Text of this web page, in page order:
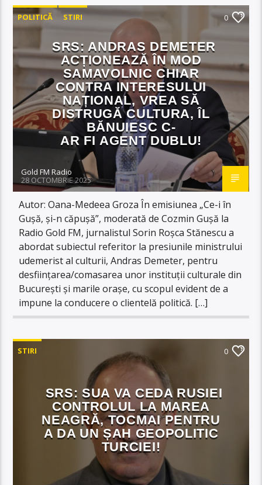
POLITICĂ STIRI 0
SRS: ANDRAS DEMETER
ACȚIONEAZĂ ÎN MOD
SAMAVOLNIC CHIAR
CONTRA INTERESULUI
NAȚIONAL, VREA SĂ
DISTRUGĂ CULTURA, ÎL
BĂNUIESC C-
AR FI AGENT DUBLU!
Gold FM Radio
28 OCTOMBRIE 2025
Autor: Oana-Medeea Groza În emisiunea „Ce-i în
Gușă, și-n căpușă”, moderată de Cozmin Gușă la
Radio Gold FM, jurnalistul Sorin Roșca Stănescu a
abordat subiectul referitor la presiunile ministrului
udemerist al culturii, Andras Demeter, pentru
desființarea/comasarea unor instituții culturale din
București și marile orașe, cu scopul evident de a
impune la conducere o clientelă politică. […]
STIRI 0
SRS: SUA VA CEDA RUSIEI
CONTROLUL LA MAREA
NEAGRĂ, TOCMAI PENTRU
A DA UN ȘAH GEOPOLITIC
TURCIEI!